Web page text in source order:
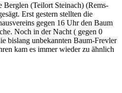
Berglen (Teilort Steinach) (Rems-
Erst gestern stellten die
gegen 16 Uhr den Baum
Noch in der Nacht ( gegen 0
bislang unbekannten Baum-Frevler
kam es immer wieder zu ähnlich